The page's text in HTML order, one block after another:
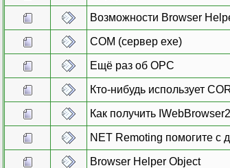
Возможности Browser
COM (сервер exe)
Ещё раз об OPC
Кто-нибудь использует
Как получить
NET Remoting помогите с
Browser Helper Object